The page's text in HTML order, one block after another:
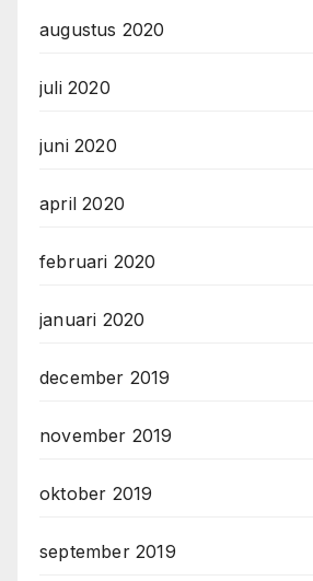
augustus 2020
juli 2020
juni 2020
april 2020
februari 2020
januari 2020
december 2019
november 2019
oktober 2019
september 2019